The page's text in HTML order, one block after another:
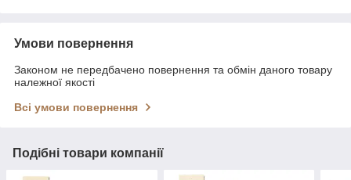
Умови повернення
Законом не передбачено повернення та обмін даного товару
належної якості
Всі умови повернення
Подібні товари компанії